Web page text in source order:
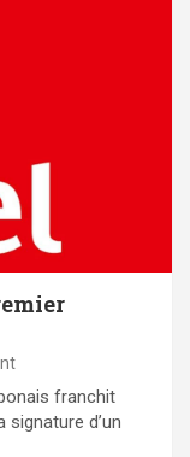
franchit
signature d’un